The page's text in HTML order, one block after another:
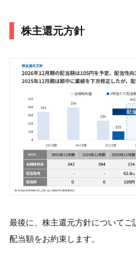
株主還元方針
最後に、株主還元方針について
配当額をお約束します。